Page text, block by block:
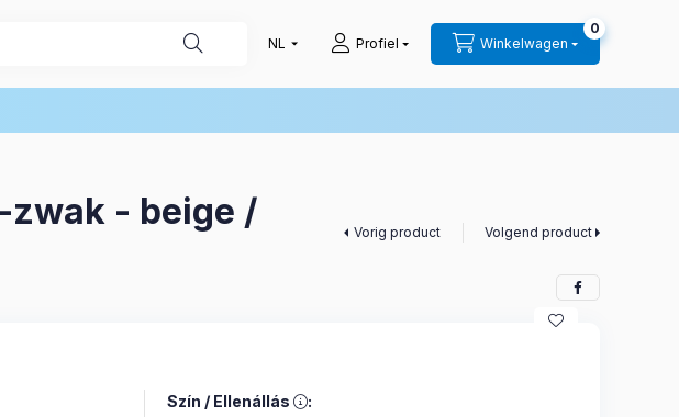
Profiel Winkelwagen
0
zwak - beige /
Vorig product Volgend product
Szín / Ellenállás, Power-Web Combo szín és ellenállás
Szín / Ellenállás :